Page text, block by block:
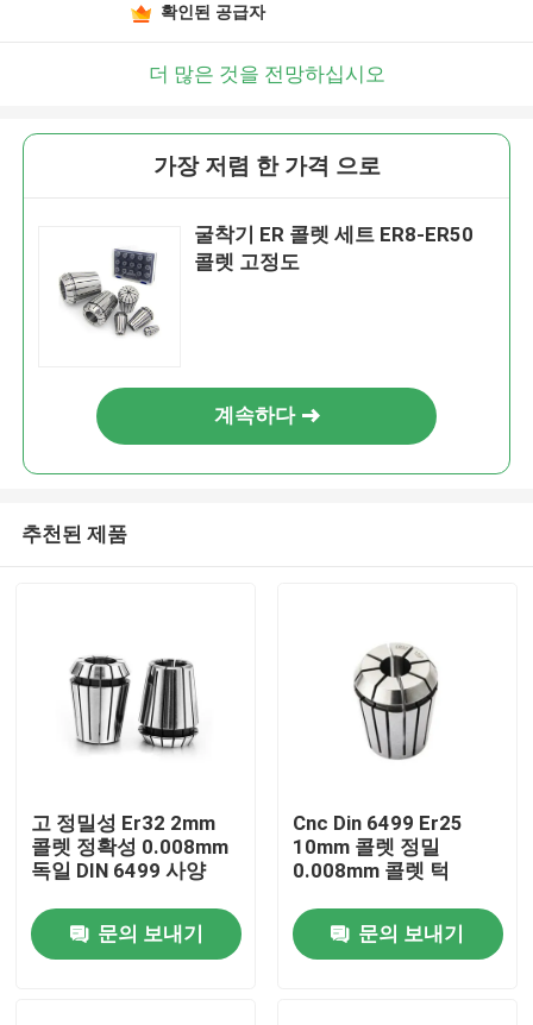
확인된 공급자
더 많은 것을 전망하십시오
가장 저렴 한 가격 으로
굴착기 ER 콜렛 세트 ER8-ER50
콜렛 고정도
계속하다
추천된 제품
고 정밀성 Er32 2mm
콜렛 정확성 0.008mm
독일 DIN 6499 사양
문의 보내기
Cnc Din 6499 Er25
10mm 콜렛 정밀
0.008mm 콜렛 턱
문의 보내기